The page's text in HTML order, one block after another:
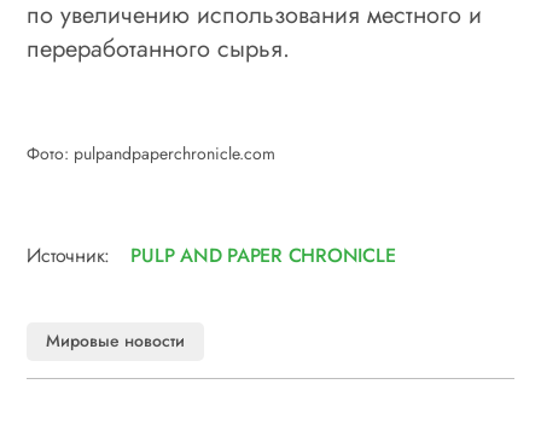
по увеличению использования местного и
переработанного сырья.
Фото: pulpandpaperchronicle.com
Источник: PULP AND PAPER CHRONICLE
Мировые новости